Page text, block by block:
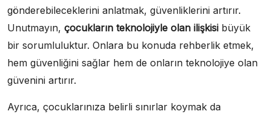
gönderebileceklerini anlatmak, güvenliklerini artırır.
Unutmayın, çocukların teknolojiyle olan ilişkisi büyük
bir sorumluluktur. Onlara bu konuda rehberlik etmek,
hem güvenliğini sağlar hem de onların teknolojiye olan
güvenini artırır.
Ayrıca, çocuklarınıza belirli sınırlar koymak da